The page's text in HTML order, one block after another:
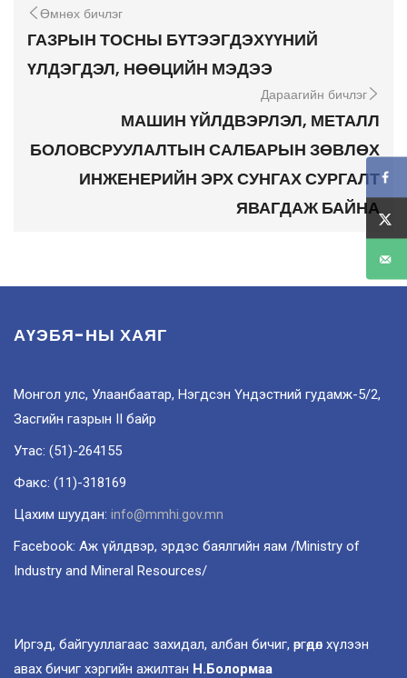
Өмнөх бичлэг
ГАЗРЫН ТОСНЫ БҮТЭЭГДЭХҮҮНИЙ
ҮЛДЭГДЭЛ, НӨӨЦИЙН МЭДЭЭ
Дараагийн бичлэг
МАШИН ҮЙЛДВЭРЛЭЛ, МЕТАЛЛ
БОЛОВСРУУЛАЛТЫН САЛБАРЫН ЗӨВЛӨХ
ИНЖЕНЕРИЙН ЭРХ СУНГАХ СУРГАЛТ
ЯВАГДАЖ БАЙНА
АҮЭБЯ-НЫ ХАЯГ
Монгол улс, Улаанбаатар, Нэгдсэн Үндэстний гудамж-5/2,
Засгийн газрын II байр
Утас: (51)-264155
Факс: (11)-318169
Цахим шуудан: info@mmhi.gov.mn
Facebook: Аж үйлдвэр, эрдэс баялгийн яам /Ministry of
Industry and Mineral Resources/
Иргэд, байгууллагаас захидал, албан бичиг, өргөдөл хүлээн
авах бичиг хэргийн ажилтан Н.Болормаа